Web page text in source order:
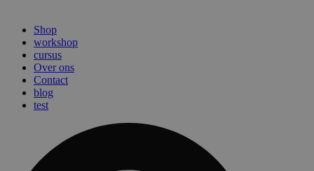
Shop
workshop
cursus
Over ons
Contact
blog
test